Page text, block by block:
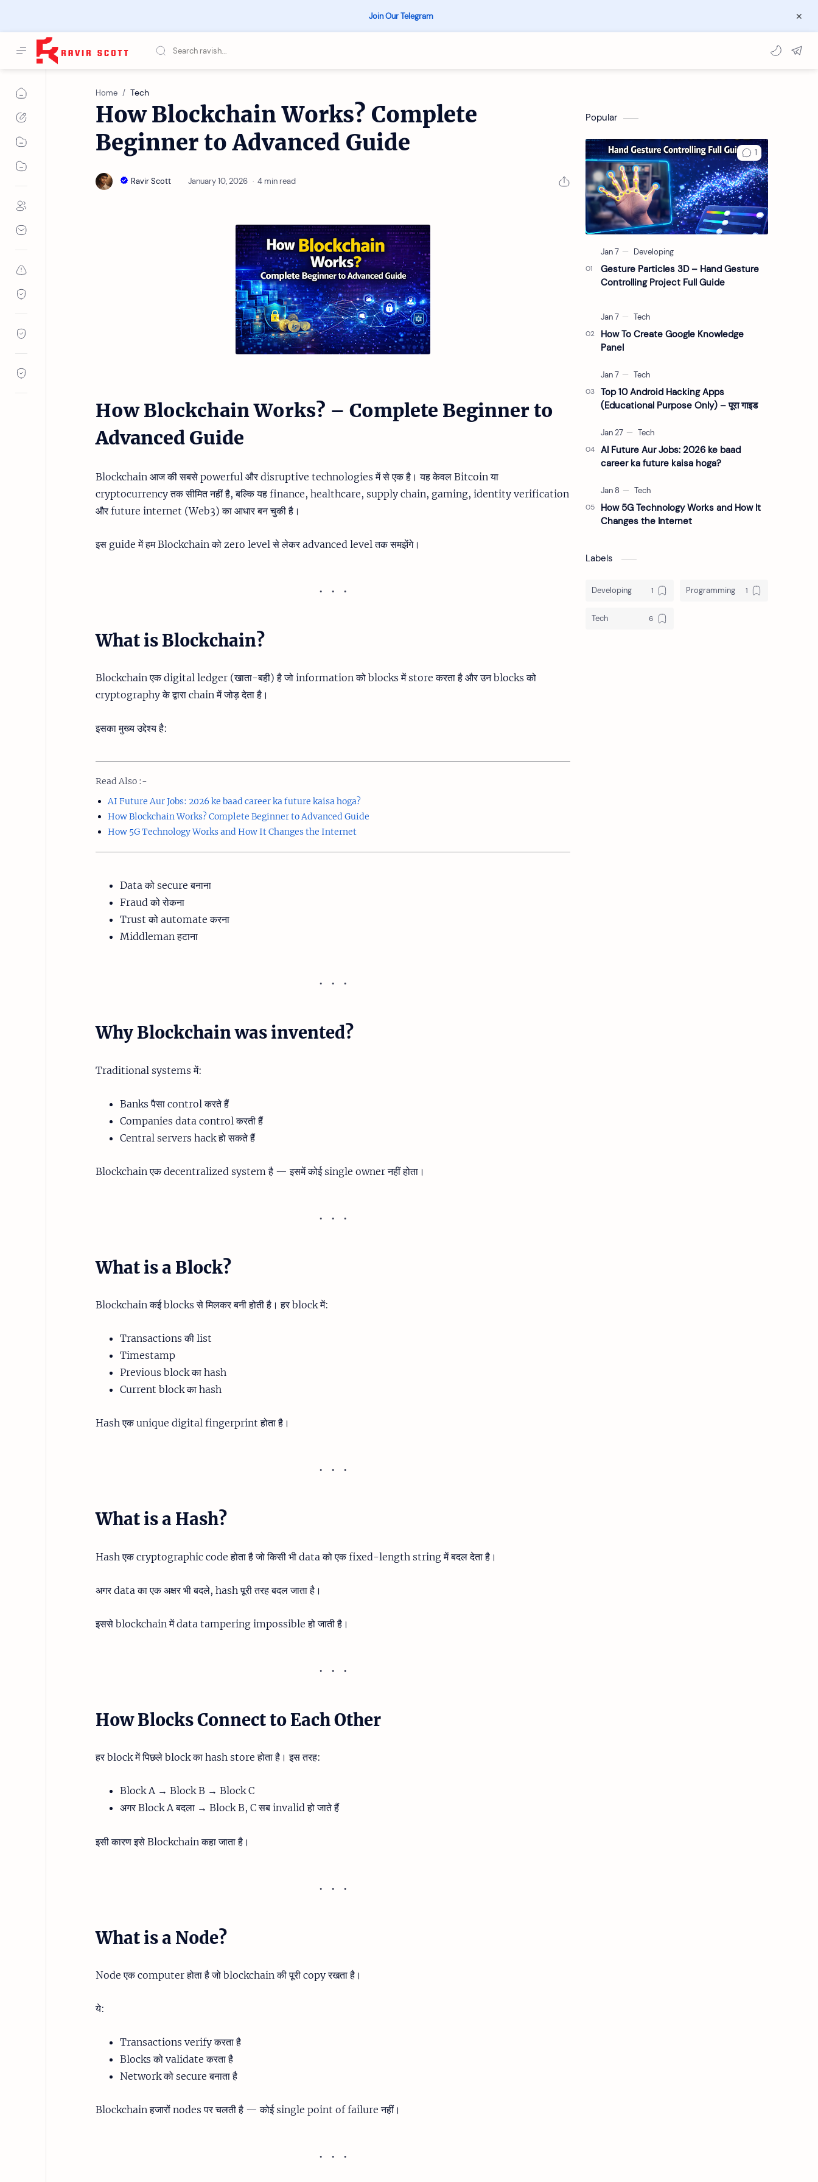
Join Our Telegram
Home Tech
How Blockchain Works? Complete
Beginner to Advanced Guide
4 min read
How Blockchain Works? – Complete Beginner to
Advanced Guide
Blockchain आज की सबसे powerful और disruptive technologies में से एक है। यह केवल Bitcoin या
cryptocurrency तक सीमित नहीं है, बल्कि यह finance, healthcare, supply chain, gaming, identity verification
और future internet (Web3) का आधार बन चुकी है।
इस guide में हम Blockchain को zero level से लेकर advanced level तक समझेंगे।
What is Blockchain?
Blockchain एक digital ledger (खाता-बही) है जो information को blocks में store करता है और उन blocks को
cryptography के द्वारा chain में जोड़ देता है।
इसका मुख्य उद्देश्य है:
Read Also :-
AI Future Aur Jobs: 2026 ke baad career ka future kaisa hoga?
How Blockchain Works? Complete Beginner to Advanced Guide
How 5G Technology Works and How It Changes the Internet
Data को secure बनाना
Fraud को रोकना
Trust को automate करना
Middleman हटाना
Why Blockchain was invented?
Traditional systems में:
Banks पैसा control करते हैं
Companies data control करती हैं
Central servers hack हो सकते हैं
Blockchain एक decentralized system है — इसमें कोई single owner नहीं होता।
What is a Block?
Blockchain कई blocks से मिलकर बनी होती है। हर block में:
Transactions की list
Timestamp
Previous block का hash
Current block का hash
Hash एक unique digital fingerprint होता है।
What is a Hash?
Hash एक cryptographic code होता है जो किसी भी data को एक fixed-length string में बदल देता है।
अगर data का एक अक्षर भी बदले, hash पूरी तरह बदल जाता है।
इससे blockchain में data tampering impossible हो जाती है।
How Blocks Connect to Each Other
हर block में पिछले block का hash store होता है। इस तरह:
Block A → Block B → Block C
अगर Block A बदला → Block B, C सब invalid हो जाते हैं
इसी कारण इसे Blockchain कहा जाता है।
What is a Node?
Node एक computer होता है जो blockchain की पूरी copy रखता है।
ये:
Transactions verify करता है
Blocks को validate करता है
Network को secure बनाता है
Blockchain हजारों nodes पर चलती है — कोई single point of failure नहीं।
Popular
Gesture Particles 3D – Hand Gesture
Controlling Project Full Guide
How To Create Google Knowledge
Panel
Top 10 Android Hacking Apps
(Educational Purpose Only) – पूरा गाइड
AI Future Aur Jobs: 2026 ke baad
career ka future kaisa hoga?
How 5G Technology Works and How It
Changes the Internet
Labels
Developing Programming
Tech